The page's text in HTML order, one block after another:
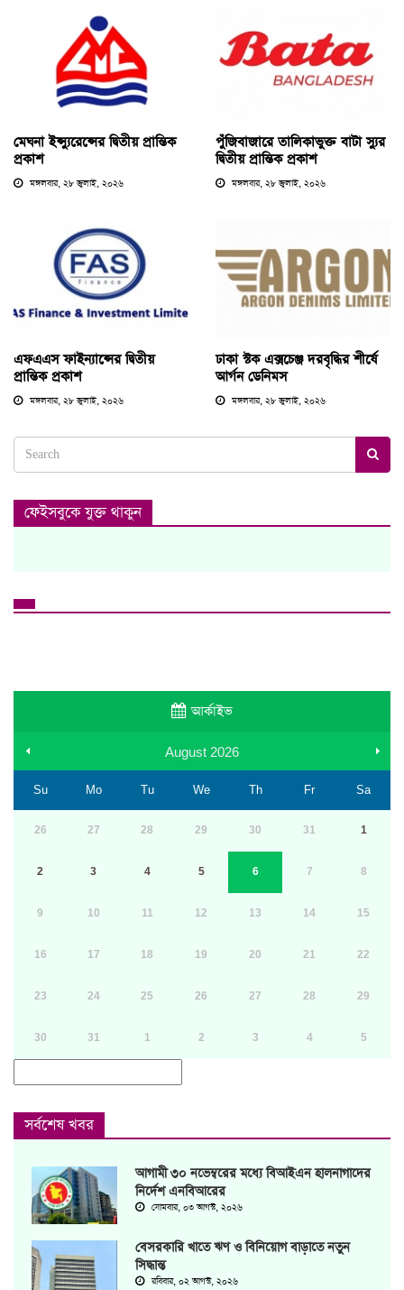
মেঘনা ইন্স্যুরেন্সের দ্বিতীয় প্রান্তিক
প্রকাশ
মঙ্গলবার, ২৮ জুলাই, ২০২৬
পুঁজিবাজারে তালিকাভুক্ত বাটা স্যুর
দ্বিতীয় প্রান্তিক প্রকাশ
মঙ্গলবার, ২৮ জুলাই, ২০২৬
এফএএস ফাইন্যান্সের দ্বিতীয়
প্রান্তিক প্রকাশ
মঙ্গলবার, ২৮ জুলাই, ২০২৬
ঢাকা স্টক এক্সচেঞ্জ দরবৃদ্ধির শীর্ষে
আর্গন ডেনিমস
মঙ্গলবার, ২৮ জুলাই, ২০২৬
ফেইসবুকে যুক্ত থাকুন
আর্কাইভ
August 2026
Su Mo Tu We Th Fr Sa
26 27 28 29 30 31 1
2 3 4 5 6 7 8
9 10 11 12 13 14 15
16 17 18 19 20 21 22
23 24 25 26 27 28 29
30 31 1 2 3 4 5
সর্বশেষ খবর
আগামী ৩০ নভেম্বরের মধ্যে বিআইএন হালনাগাদের
নির্দেশ এনবিআরের
সোমবার, ০৩ আগস্ট, ২০২৬
বেসরকারি খাতে ঋণ ও বিনিয়োগ বাড়াতে নতুন
সিদ্ধান্ত
রবিবার, ০২ আগস্ট, ২০২৬